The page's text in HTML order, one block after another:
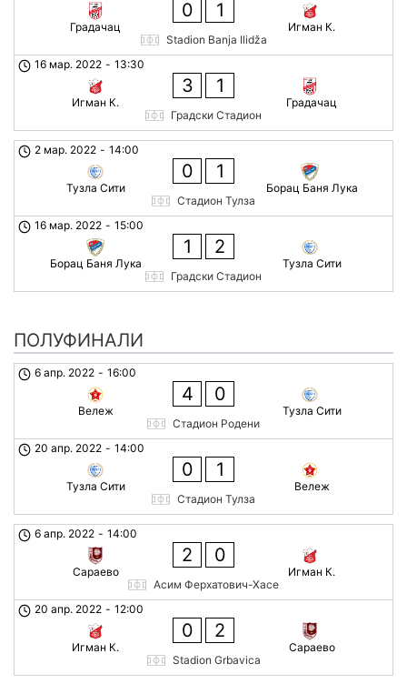
Градачац
0 1
Игман К.
Stadion Banja Ilidža
16 мар. 2022 - 13:30
Игман К.
3 1
Градачац
Градски Стадион
2 мар. 2022 - 14:00
Тузла Сити
0 1
Борац Баня Лука
Стадион Тулза
16 мар. 2022 - 15:00
Борац Баня Лука
1 2
Тузла Сити
Градски Стадион
ПОЛУФИНАЛИ
6 апр. 2022 - 16:00
Вележ
4 0
Тузла Сити
Стадион Родени
20 апр. 2022 - 14:00
Тузла Сити
0 1
Вележ
Стадион Тулза
6 апр. 2022 - 14:00
Сараево
2 0
Игман К.
Асим Ферхатович-Хасе
20 апр. 2022 - 12:00
Игман К.
0 2
Сараево
Stadion Grbavica